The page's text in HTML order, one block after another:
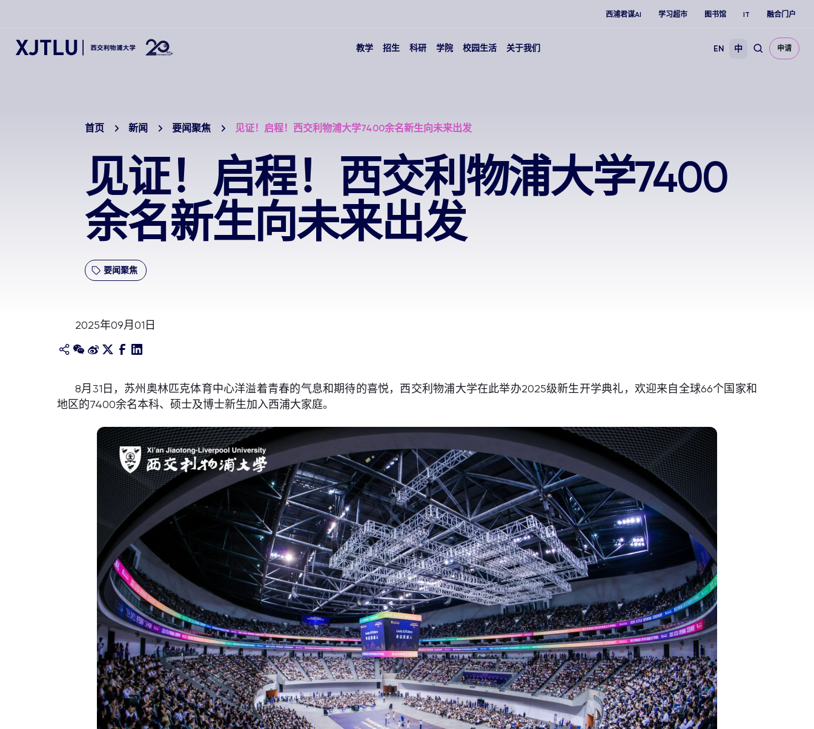
西浦君谋AI 学习超市 图书馆 IT 融合门户
教学 招生 科研 学院 校园生活 关于我们 EN 中 申请
首页 新闻 要闻聚焦 见证！启程！西交利物浦大学7400余名新生向未来出发
见证！启程！西交利物浦大学7400
余名新生向未来出发
要闻聚焦
2025年09月01日
8月31日，苏州奥林匹克体育中心洋溢着青春的气息和期待的喜悦，西交利物浦大学在此举办2025级新生开学典礼，欢迎来自全球66个国家和
地区的7400余名本科、硕士及博士新生加入西浦大家庭。